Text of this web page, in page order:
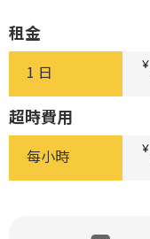
租金
1 日 ￥
超時費用
每小時 ￥